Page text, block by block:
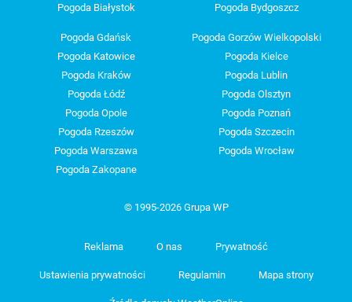
Pogoda Białystok Pogoda Bydgoszcz
Pogoda Gdańsk
Pogoda Gorzów Wielkopolski
Pogoda Katowice
Pogoda Kielce
Pogoda Kraków
Pogoda Lublin
Pogoda Łódź
Pogoda Olsztyn
Pogoda Opole
Pogoda Poznań
Pogoda Rzeszów
Pogoda Szczecin
Pogoda Warszawa
Pogoda Wrocław
Pogoda Zakopane
© 1995-2026 Grupa WP
Reklama O nas Prywatność
Ustawienia prywatności Regulamin Mapa strony